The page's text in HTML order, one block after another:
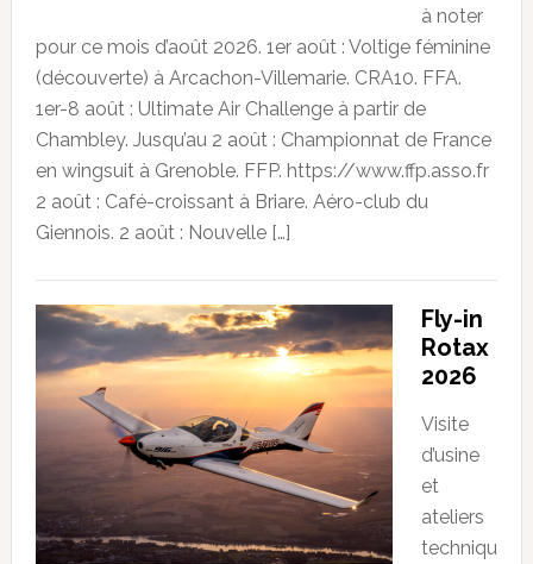
à noter
pour ce mois d’août 2026. 1er août : Voltige féminine
(découverte) à Arcachon-Villemarie. CRA10. FFA.
1er-8 août : Ultimate Air Challenge à partir de
Chambley. Jusqu’au 2 août : Championnat de France
en wingsuit à Grenoble. FFP. https://www.ffp.asso.fr
2 août : Café-croissant à Briare. Aéro-club du
Giennois. 2 août : Nouvelle […]
Fly-in
Rotax
2026
Visite
d’usine
et
ateliers
techniqu